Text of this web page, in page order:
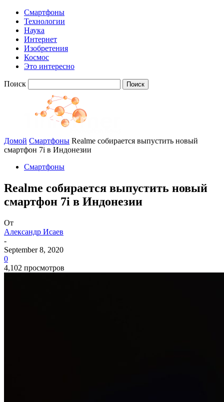
Смартфоны
Технологии
Наука
Интернет
Изобретения
Космос
Это интересно
Поиск
Домой Смартфоны Realme собирается выпустить новый
смартфон 7i в Индонезии
Смартфоны
Realme собирается выпустить новый
смартфон 7i в Индонезии
От
Александр Исаев
-
September 8, 2020
0
4,102 просмотров